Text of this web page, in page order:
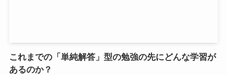
これまでの「単純解答」型の勉強の先にどんな学習が
あるのか？